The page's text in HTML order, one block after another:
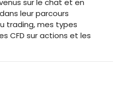
leur parcours
trading, mes types
CFD sur actions et les